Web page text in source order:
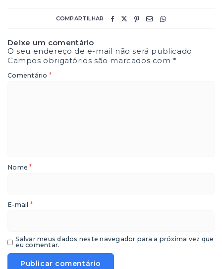
COMPARTILHAR
Deixe um comentário
O seu endereço de e-mail não será publicado.
Campos obrigatórios são marcados com*
Comentário *
Nome*
E-mail *
Salvar meus dados neste navegador para a próxima vez que
eu comentar.